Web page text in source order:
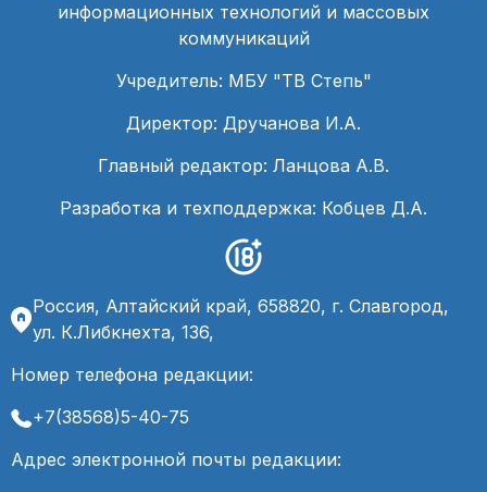
информационных технологий и массовых
коммуникаций
Учредитель: МБУ "ТВ Степь"
Директор: Дручанова И.А.
Главный редактор: Ланцова А.В.
Разработка и техподдержка: Кобцев Д.А.
Россия, Алтайский край, 658820, г. Славгород,
ул. К.Либкнехта, 136,
Номер телефона редакции:
+7(38568)5-40-75
Адрес электронной почты редакции: